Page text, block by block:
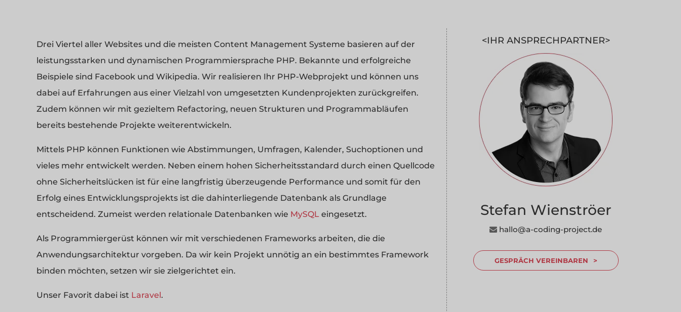
Drei Viertel aller Websites und die meisten Content Management Systeme basieren auf der
leistungsstarken und dynamischen Programmiersprache PHP. Bekannte und erfolgreiche
Beispiele sind Facebook und Wikipedia. Wir realisieren Ihr PHP-Webprojekt und können uns
dabei auf Erfahrungen aus einer Vielzahl von umgesetzten Kundenprojekten zurückgreifen.
Zudem können wir mit gezieltem Refactoring, neuen Strukturen und Programmabläufen
bereits bestehende Projekte weiterentwickeln.
Mittels PHP können Funktionen wie Abstimmungen, Umfragen, Kalender, Suchoptionen und
vieles mehr entwickelt werden. Neben einem hohen Sicherheitsstandard durch einen Quellcode
ohne Sicherheitslücken ist für eine langfristig überzeugende Performance und somit für den
Erfolg eines Entwicklungsprojekts ist die dahinterliegende Datenbank als Grundlage
entscheidend. Zumeist werden relationale Datenbanken wie MySQL eingesetzt.
Als Programmiergerüst können wir mit verschiedenen Frameworks arbeiten, die die
Anwendungsarchitektur vorgeben. Da wir kein Projekt unnötig an ein bestimmtes Framework
binden möchten, setzen wir sie zielgerichtet ein.
Unser Favorit dabei ist Laravel.
IHR ANSPRECHPARTNER
Stefan Wienströer
hallo@a-coding-project.de
GESPRÄCH VEREINBAREN